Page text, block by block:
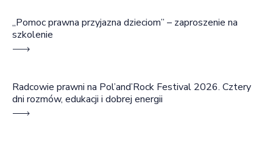
„Pomoc prawna przyjazna dzieciom” – zaproszenie na
szkolenie
Radcowie prawni na Pol’and’Rock Festival 2026. Cztery
dni rozmów, edukacji i dobrej energii